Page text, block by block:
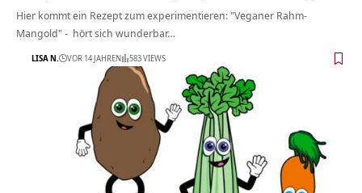
Hier kommt ein Rezept zum experimentieren: "Veganer Rahm-
Mangold" - hört sich wunderbar…
LISA N. VOR 14 JAHREN 583 VIEWS